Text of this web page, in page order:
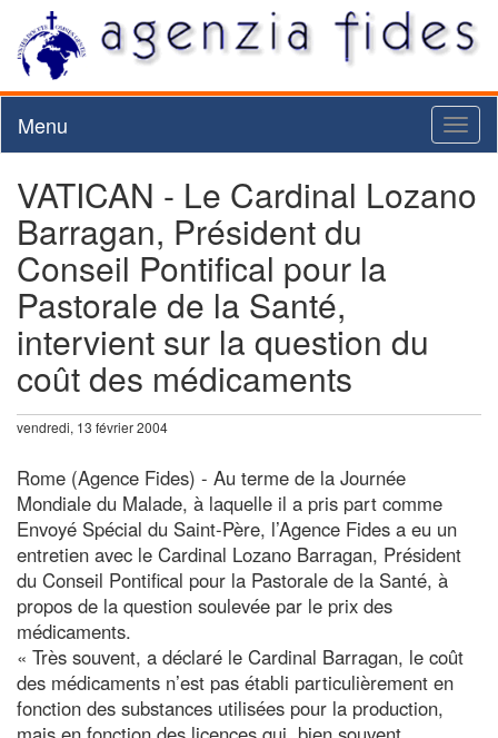
Menu
VATICAN - Le Cardinal Lozano
Barragan, Président du
Conseil Pontifical pour la
Pastorale de la Santé,
intervient sur la question du
coût des médicaments
vendredi, 13 février 2004
Rome (Agence Fides) - Au terme de la Journée
Mondiale du Malade, à laquelle il a pris part comme
Envoyé Spécial du Saint-Père, l’Agence Fides a eu un
entretien avec le Cardinal Lozano Barragan, Président
du Conseil Pontifical pour la Pastorale de la Santé, à
propos de la question soulevée par le prix des
médicaments.
« Très souvent, a déclaré le Cardinal Barragan, le coût
des médicaments n’est pas établi particulièrement en
fonction des substances utilisées pour la production,